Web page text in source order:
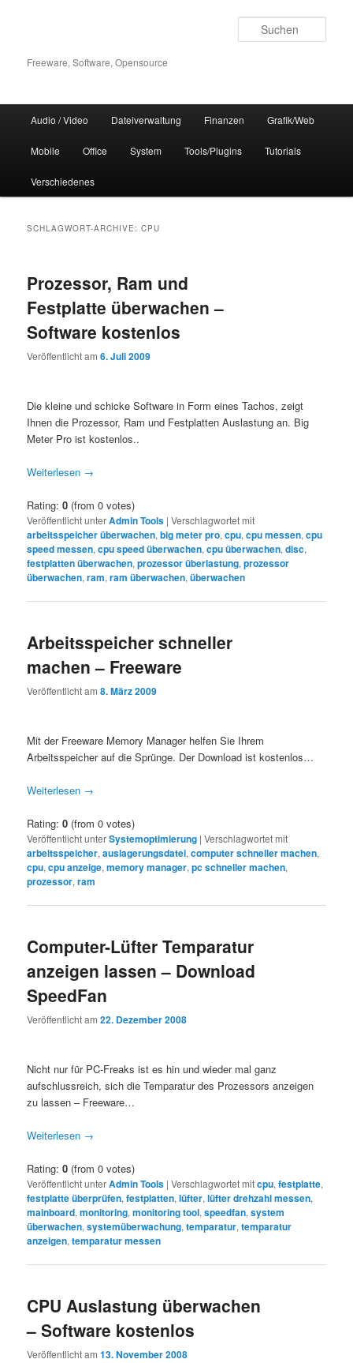
wechselnFreeware, Software, Opensource
Audio / Video Dateiverwaltung Finanzen Grafik/Web
Mobile Office System Tools/Plugins Tutorials
Verschiedenes
SCHLAGWORT-ARCHIVE:CPU
Prozessor, Ram und
Festplatte überwachen –
Software kostenlos
Veröffentlicht am6. Juli 2009
Die kleine und schicke Software in Form eines Tachos, zeigt
Ihnen die Prozessor, Ram und Festplatten Auslastung an. Big
Meter Pro ist kostenlos..
Weiterlesen →
Rating:0 (from 0 votes)
Veröffentlicht unterAdmin Tools |Verschlagwortet mit
arbeitsspeicher überwachen,big meter pro,cpu,cpu messen,cpu
speed messen,cpu speed überwachen,cpu überwachen,disc,
festplatten überwachen,prozessor überlastung,prozessor
überwachen,ram,ram überwachen,überwachen
Arbeitsspeicher schneller
machen – Freeware
Veröffentlicht am8. März 2009
Mit der Freeware Memory Manager helfen Sie Ihrem
Arbeitsspeicher auf die Sprünge. Der Download ist kostenlos…
Weiterlesen →
Rating:0 (from 0 votes)
Veröffentlicht unterSystemoptimierung |Verschlagwortet mit
arbeitsspeicher,auslagerungsdatei,computer schneller machen,
cpu,cpu anzeige,memory manager,pc schneller machen,
prozessor,ram
Computer-Lüfter Temparatur
anzeigen lassen – Download
SpeedFan
Veröffentlicht am22. Dezember 2008
Nicht nur für PC-Freaks ist es hin und wieder mal ganz
aufschlussreich, sich die Temparatur des Prozessors anzeigen
zu lassen – Freeware…
Weiterlesen →
Rating:0 (from 0 votes)
Veröffentlicht unterAdmin Tools |Verschlagwortet mitcpu,festplatte,
festplatte überprüfen,festplatten,lüfter,lüfter drehzahl messen,
mainboard,monitoring,monitoring tool,speedfan,system
überwachen,systemüberwachung,temparatur,temparatur
anzeigen,temparatur messen
CPU Auslastung überwachen
– Software kostenlos
Veröffentlicht am13. November 2008